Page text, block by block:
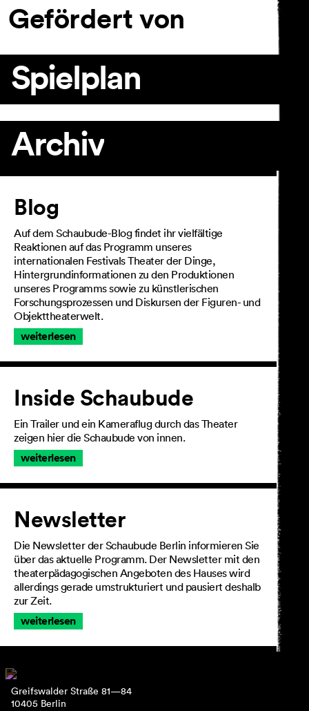
Gefördert von
Spielplan
Archiv
Artikel
Blog
Auf dem Schaubude-Blog findet ihr vielfältige
Reaktionen auf das Programm unseres
internationalen Festivals Theater der Dinge,
Hintergrundinformationen zu den Produktionen
unseres Programms sowie zu künstlerischen
Forschungsprozessen und Diskursen der Figuren- und
Objekttheaterwelt.
weiterlesen
Inside Schaubude
Ein Trailer und ein Kameraflug durch das Theater
zeigen hier die Schaubude von innen.
weiterlesen
Newsletter
Die Newsletter der Schaubude Berlin informieren Sie
über das aktuelle Programm. Der Newsletter mit den
theaterpädagogischen Angeboten des Hauses wird
allerdings gerade umstrukturiert und pausiert deshalb
zur Zeit.
weiterlesen
Greifswalder Straße 81—84
10405 Berlin